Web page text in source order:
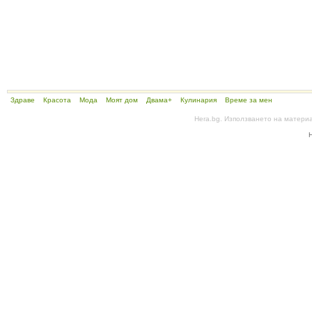
Здраве Красота Мода Моят дом Двама+ Кулинария Време за мен
Hera.bg. Използването на